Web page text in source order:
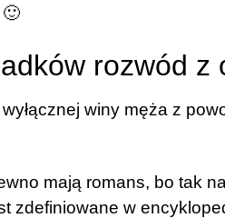
rozwód
winy męża z
mają romans, bo tak
zdefiniowane w